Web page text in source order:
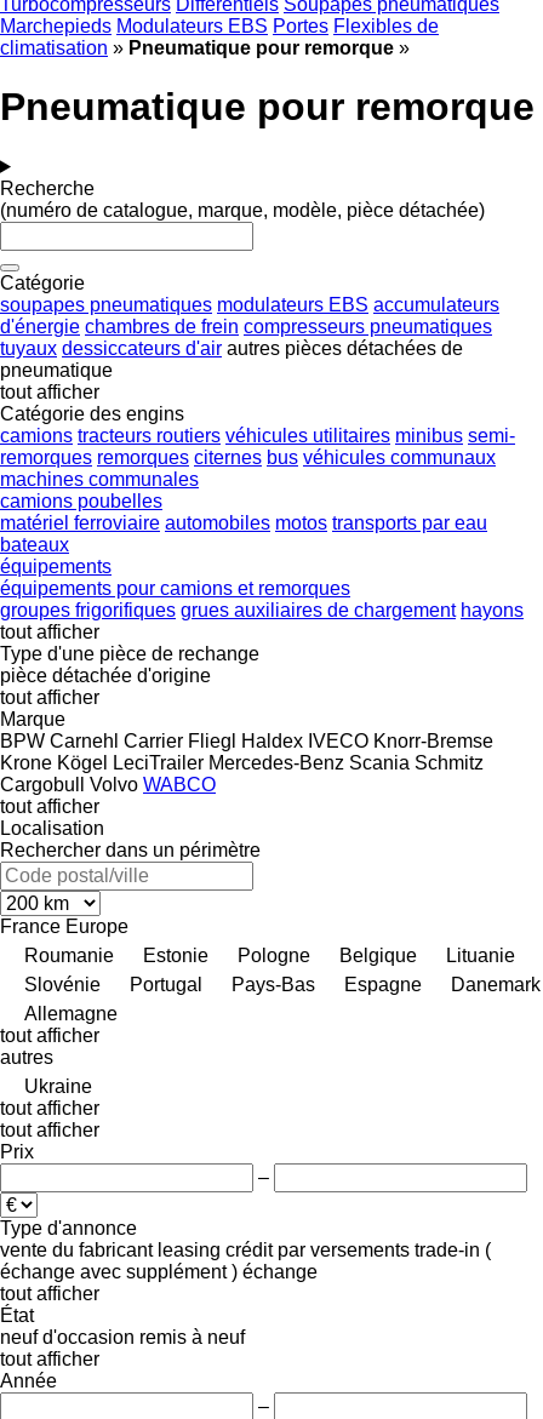
Turbocompresseurs Différentiels Soupapes pneumatiques
Marchepieds Modulateurs EBS Portes Flexibles de
climatisation » Pneumatique pour remorque »
Pneumatique pour remorque
Recherche
(numéro de catalogue, marque, modèle, pièce détachée)
Catégorie
soupapes pneumatiques modulateurs EBS accumulateurs
d'énergie chambres de frein compresseurs pneumatiques
tuyaux dessiccateurs d'air autres pièces détachées de
pneumatique
tout afficher
Catégorie des engins
camions tracteurs routiers véhicules utilitaires minibus semi-
remorques remorques citernes bus véhicules communaux
machines communales
camions poubelles
matériel ferroviaire automobiles motos transports par eau
bateaux
équipements
équipements pour camions et remorques
groupes frigorifiques grues auxiliaires de chargement hayons
tout afficher
Type d'une pièce de rechange
pièce détachée d'origine
tout afficher
Marque
BPW Carnehl Carrier Fliegl Haldex IVECO Knorr-Bremse
Krone Kögel LeciTrailer Mercedes-Benz Scania Schmitz
Cargobull
Volvo WABCO
tout afficher
Localisation
Rechercher dans un périmètre
France Europe
Roumanie
Estonie Pologne Belgique
Lituanie
Slovénie
Portugal Pays-Bas Espagne
Danemark
Allemagne
tout afficher
autres
Ukraine
tout afficher
tout afficher
Prix
–
Type d'annonce
vente du fabricant leasing crédit par versements trade-in (
échange avec supplément ) échange
tout afficher
État
neuf d'occasion remis à neuf
tout afficher
Année
–